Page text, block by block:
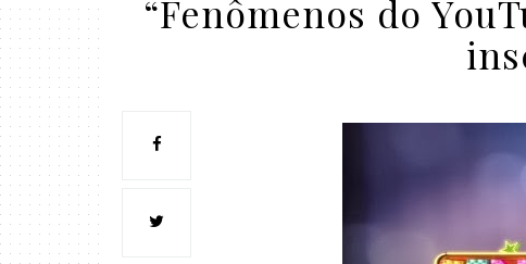
“Fenômenos do